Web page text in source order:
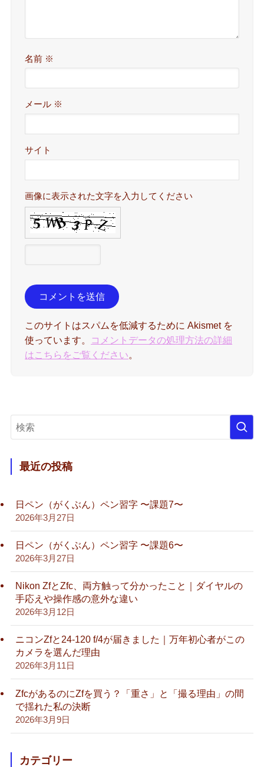
名前 ※
メール ※
サイト
画像に表示された文字を入力してください
このサイトはスパムを低減するために Akismet を
使っています。
コメントデータの処理方法の詳細
はこちらをご覧ください。
最近の投稿
日ペン（がくぶん）ペン習字 〜課題7〜
2026年3月27日
日ペン（がくぶん）ペン習字 〜課題6〜
2026年3月27日
Nikon ZfとZfc、両方触って分かったこと｜ダイヤルの
手応えや操作感の意外な違い
2026年3月12日
ニコンZfと24-120 f/4が届きました｜万年初心者がこの
カメラを選んだ理由
2026年3月11日
ZfcがあるのにZfを買う？「重さ」と「撮る理由」の間
で揺れた私の決断
2026年3月9日
カテゴリー